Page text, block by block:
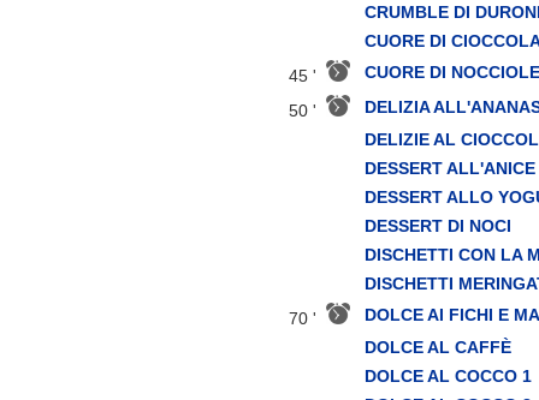
CRUMBLE DI
CUORE DI
45 '
CUORE DI NOCCIOLE
50 '
DELIZIA
DELIZIE AL
DESSERT ALL'ANICE
DESSERT ALLO
DESSERT DI NOCI
DISCHETTI CON LA
DISCHETTI
70 '
DOLCE AI FICHI E
DOLCE AL CAFFÈ
DOLCE AL COCCO 1